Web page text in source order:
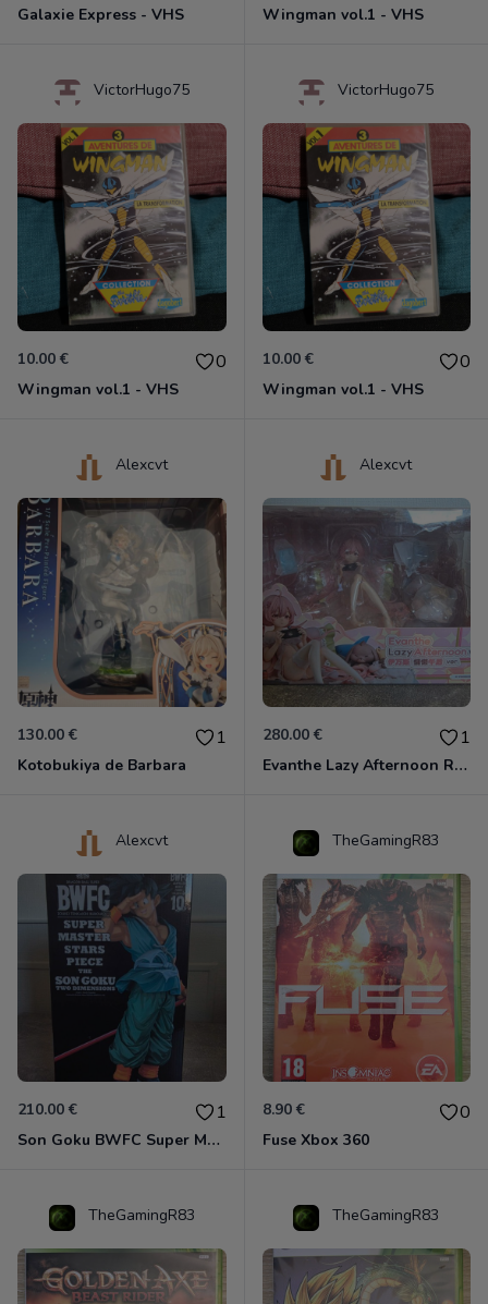
Galaxie Express - VHS Wingman vol.1 - VHS
VictorHugo75
10.00 € 0
Wingman vol.1 - VHS
VictorHugo75
10.00 € 0
Wingman vol.1 - VHS
Alexcvt
130.00 € 1
Kotobukiya de Barbara
Alexcvt
280.00 € 1
Evanthe Lazy Afternoon Red Pride of Eden
Alexcvt
210.00 € 1
Son Goku BWFC Super Master Stars
TheGamingR83
8.90 € 0
Fuse Xbox 360
TheGamingR83 TheGamingR83